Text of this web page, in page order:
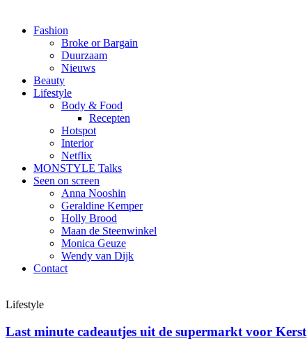
Fashion
Broke or Bargain
Duurzaam
Nieuws
Beauty
Lifestyle
Body & Food
Recepten
Hotspot
Interior
Netflix
MONSTYLE Talks
Seen on screen
Anna Nooshin
Geraldine Kemper
Holly Brood
Maan de Steenwinkel
Monica Geuze
Wendy van Dijk
Contact
Lifestyle
Last minute cadeautjes uit de supermarkt voor Kerst